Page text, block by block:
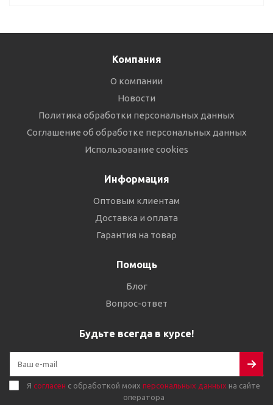
Компания
О компании
Новости
Политика обработки персональных данных
Соглашение об обработке персональных данных
Использование cookies
Информация
Оптовым клиентам
Доставка и оплата
Гарантия на товар
Помощь
Блог
Вопрос-ответ
Будьте всегда в курсе!
Я согласен с обработкой моих персональных данных на сайте
оператора